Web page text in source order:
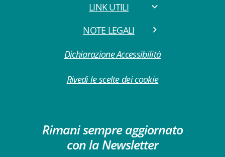
LINK UTILI
NOTE LEGALI
Dichiarazione Accessibilità
Rivedi le scelte dei cookie
Rimani sempre aggiornato
con la Newsletter